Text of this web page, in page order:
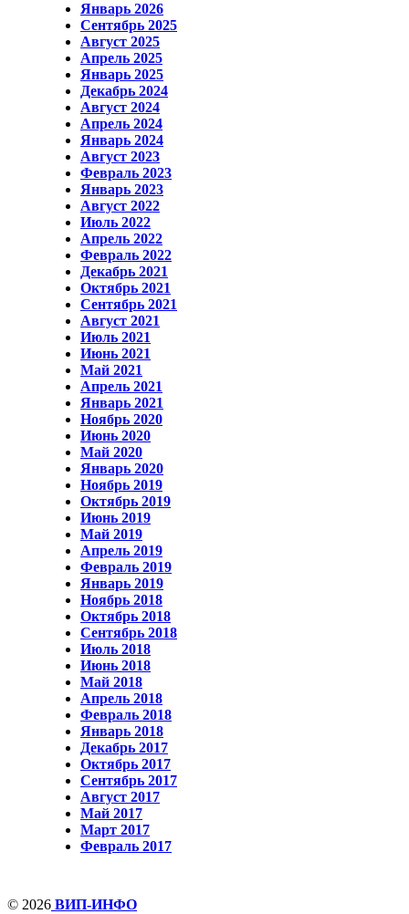
Январь 2026
Сентябрь 2025
Август 2025
Апрель 2025
Январь 2025
Декабрь 2024
Август 2024
Апрель 2024
Январь 2024
Август 2023
Февраль 2023
Январь 2023
Август 2022
Июль 2022
Апрель 2022
Февраль 2022
Декабрь 2021
Октябрь 2021
Сентябрь 2021
Август 2021
Июль 2021
Июнь 2021
Май 2021
Апрель 2021
Январь 2021
Ноябрь 2020
Июнь 2020
Май 2020
Январь 2020
Ноябрь 2019
Октябрь 2019
Июнь 2019
Май 2019
Апрель 2019
Февраль 2019
Январь 2019
Ноябрь 2018
Октябрь 2018
Сентябрь 2018
Июль 2018
Июнь 2018
Май 2018
Апрель 2018
Февраль 2018
Январь 2018
Декабрь 2017
Октябрь 2017
Сентябрь 2017
Август 2017
Май 2017
Март 2017
Февраль 2017
© 2026 ВИП-ИНФО